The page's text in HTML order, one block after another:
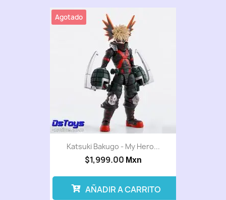
Katsuki Bakugo - My Hero...
$1,999.00 Mxn
Agotado
AÑADIR A CARRITO